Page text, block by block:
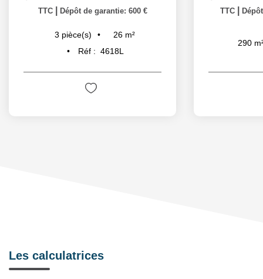
TTC
Dépôt de garantie: 600 €
3 pièce(s) 26 m²
Réf : 4618L
TTC
290
Les calculatrices